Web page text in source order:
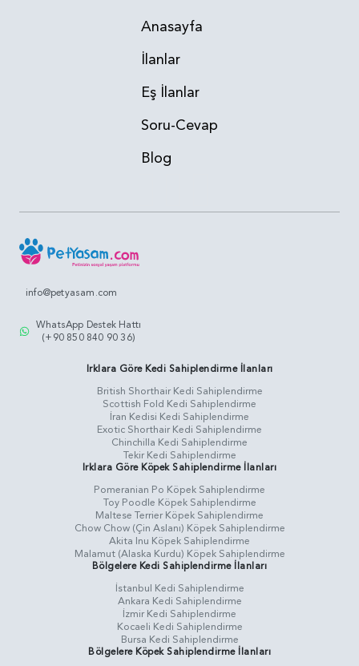
Anasayfa
İlanlar
Eş İlanlar
Soru-Cevap
Blog
info@petyasam.com
WhatsApp Destek Hattı
(+90 850 840 90 36)
Irklara Göre Kedi Sahiplendirme İlanları
British Shorthair Kedi Sahiplendirme
Scottish Fold Kedi Sahiplendirme
İran Kedisi Kedi Sahiplendirme
Exotic Shorthair Kedi Sahiplendirme
Chinchilla Kedi Sahiplendirme
Tekir Kedi Sahiplendirme
Irklara Göre Köpek Sahiplendirme İlanları
Pomeranian Po Köpek Sahiplendirme
Toy Poodle Köpek Sahiplendirme
Maltese Terrier Köpek Sahiplendirme
Chow Chow (Çin Aslanı) Köpek Sahiplendirme
Akita Inu Köpek Sahiplendirme
Malamut (Alaska Kurdu) Köpek Sahiplendirme
Bölgelere Kedi Sahiplendirme İlanları
İstanbul Kedi Sahiplendirme
Ankara Kedi Sahiplendirme
İzmir Kedi Sahiplendirme
Kocaeli Kedi Sahiplendirme
Bursa Kedi Sahiplendirme
Bölgelere Köpek Sahiplendirme İlanları